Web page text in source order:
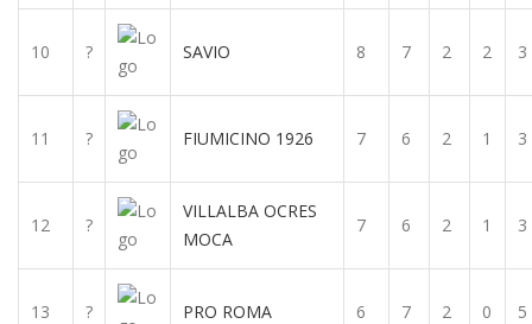
10 ? SAVIO 8 7 2 2 3
11 ? FIUMICINO 1926 7 6 2 1 3
12 ?
VILLALBA OCRES
MOCA
7 6 2 1 3
13 ? PRO ROMA 6 7 2 0 5